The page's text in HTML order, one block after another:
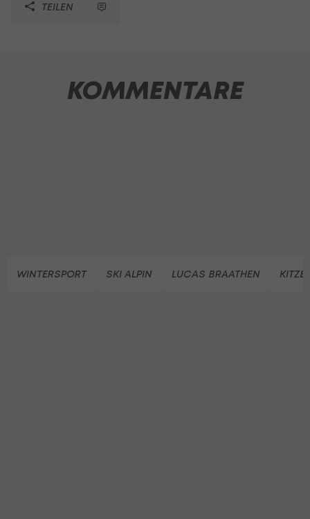
TEILEN
KOMMENTARE
WINTERSPORT SKI ALPIN LUCAS BRAATHEN